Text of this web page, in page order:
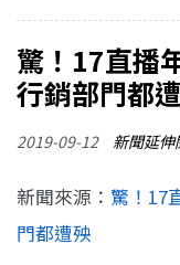
驚！17直播
行銷部門都
2019-09-12 新聞延伸
新聞來源： 驚！17
門都遭殃